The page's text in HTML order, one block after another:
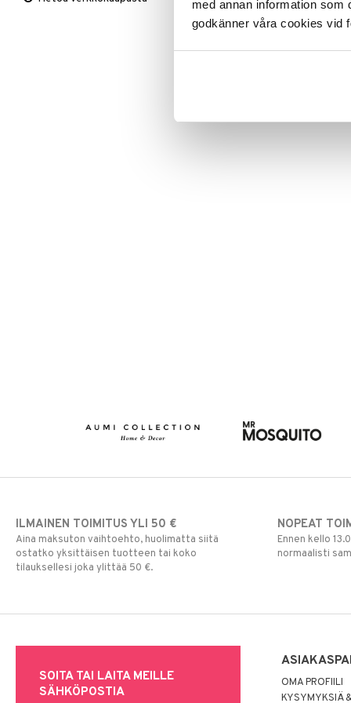
med annan information som
godkänner våra cookies vid
ITM37-1-XX
Vaasit
Lakanat & Tyynyliinat
Viltit & Peitteet
Ruukut
ILMAINEN TOIMITUS YLI 50 €
Aina maksuton vaihtoehto, huolimatta siitä
ostatko yksittäisen tuotteen tai koko
tilauksellesi joka ylittää 50 €.
NOPEAT
Ennen kello
normaalisti
SOITA TAI LAITA MEILLE
SÄHKÖPOSTIA
OMA PROFIILI
KYSYMYKSIÄ